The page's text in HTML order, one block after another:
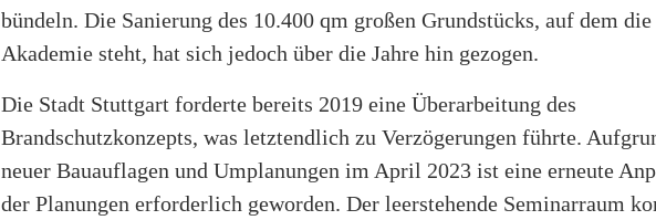
bündeln. Die Sanierung des 10.400 qm großen Grundstücks, auf dem die
Akademie steht, hat sich jedoch über die Jahre hin gezogen.
Die Stadt Stuttgart forderte bereits 2019 eine Überarbeitung des
Brandschutzkonzepts, was letztendlich zu Verzögerungen führte.
neuer Bauauflagen und Umplanungen im April 2023 ist eine erneute
der Planungen erforderlich geworden. Der leerstehende Seminarraum